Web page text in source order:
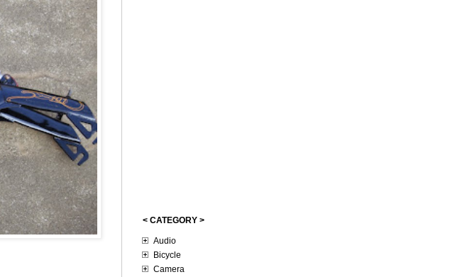
< CATEGORY >
Audio
Bicycle
Camera